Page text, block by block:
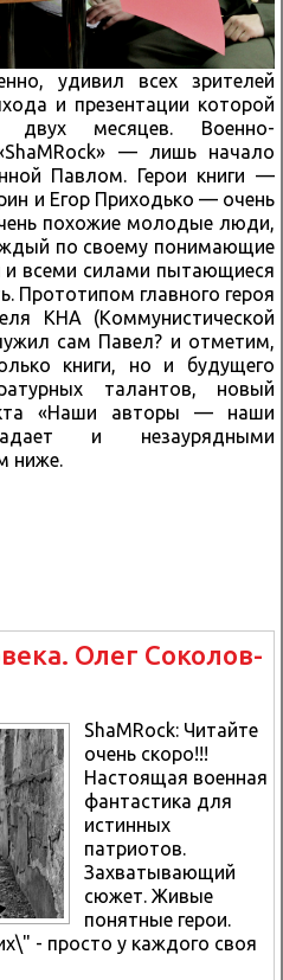
удивил всех зрителей
и презентации которой
двух месяцев. Военно-
— лишь начало
Павлом. Герои книги —
и Егор Приходько — очень
похожие молодые люди,
по своему понимающие
и всеми силами пытающиеся
Прототипом главного героя
КНА (Коммунистической
сам Павел? и отметим,
книги, но и будущего
талантов, новый
«Наши авторы — наши
и незаурядными
ниже.
Олег Соколов-
ShaMRock: Читайте
очень скоро!!!
Настоящая военная
фантастика для
истинных
патриотов.
Захватывающий
сюжет. Живые
понятные герои.
- просто у каждого своя